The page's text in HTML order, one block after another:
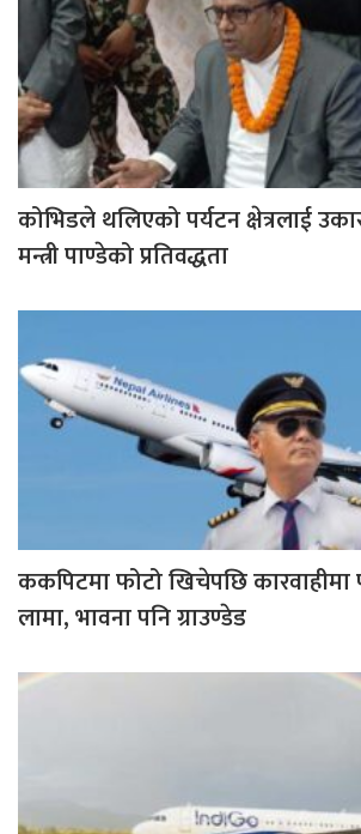
कोभिडले थलिएको पर्यटन क्षेत्रलाई
मन्त्री पाण्डेको प्रतिवद्धता
ककपिटमा फोटो खिचेपछि
लामा, भावना पनि ग्राउण्डेड